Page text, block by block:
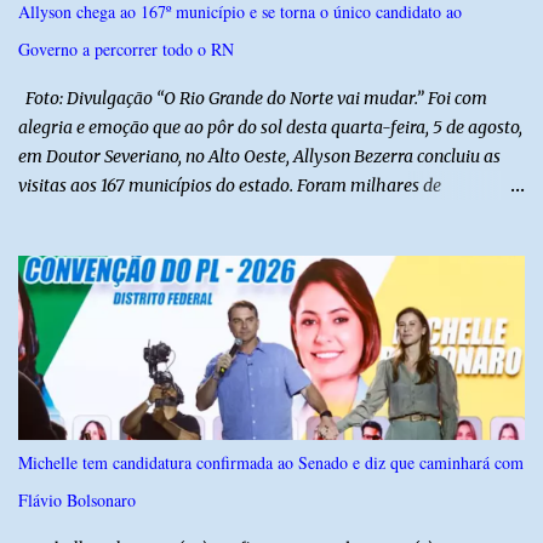
pública. Segundo a Polícia Federal, a atuação dele contou com a
ajuda de Luchsinger e se concentrou no Ministério da Saúde e no
Allyson chega ao 167º município e se torna o único candidato ao
Governo a percorrer todo o RN
Foto: Divulgação “O Rio Grande do Norte vai mudar.” Foi com
alegria e emoção que ao pôr do sol desta quarta-feira, 5 de agosto,
em Doutor Severiano, no Alto Oeste, Allyson Bezerra concluiu as
visitas aos 167 municípios do estado. Foram milhares de
Governador Allyson Bezerra concluiu as agendas do 167 Razões RN
após visitar todas as cidades potiguares, dos pequenos municípios
aos maiores centros do estado. A caminhada começou em 29 de
março pelo município de Touros, Marco Zero da BR-101 e foi
concluída nesta quarta-feira depois de 129 dias entre a primeira e
a última visita. Os registros estão sendo publicados no perfil do
Instagram @167RazoesRN Ao longo do percurso, Allyson conheceu
de perto as potencialidades, as belezas, a cultura e a força do povo,
mas também ouviu os dramas e as necessidades enfrentadas pelas
Michelle tem candidatura confirmada ao Senado e diz que caminhará com
Flávio Bolsonaro